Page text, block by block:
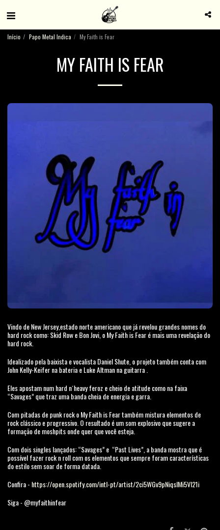
Início Papo Metal Indica My Faith is Fear
MY FAITH IS FEAR
Vindo de New Jersey,estado norte americano que já revelou grandes nomes do
hard rock como: Skid Row e Bon Jovi, o My Faith is Fear é mais uma revelação do
hard rock.
Idealizado pela baixista e vocalista Daniel Shute, o projeto também conta com
John Kelly-Keifer na bateria e Luke Altman na guitarra .
Eles apostam num hard n´heavy feroz e cheio de atitude como na faixa
“Savages” que traz uma banda cheia de energia e garra.
Com pitadas de punk rock o My Faith is Fear também mistura elementos de
rock clássico e progressivo. O resultado é um som explosivo que sugere a
formação de moshpits onde quer que você esteja.
Com dois singles lançados: “Savages” e “Past Lives”, a banda mostra que é
possível fazer rock n roll com os elementos que sempre foram características
do estilo sem soar de forma datada.
Confira - https://open.spotify.com/intl-pt/artist/2ci5WGv9pNiqslMi5VI21i
Siga - @myfaithinfear